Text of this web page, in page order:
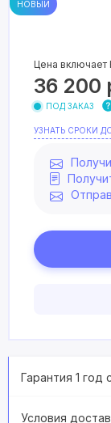
НОВЫЙ
Цена
36 200
ПОД ЗАКАЗ
УЗНАТЬ СРОКИ
Гарантия 1 год
Условия